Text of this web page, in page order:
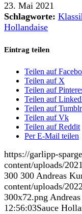
23. Mai 2021
Schlagworte:
Hollandaise
Eintrag teilen
Teilen auf
Teilen auf X
Teilen auf
Teilen auf
Teilen auf Tumblr
Teilen auf Vk
Teilen auf Reddit
Per E-Mail teilen
https://garlipp-
content/uploads/
300 300 Andreas
content/uploads/
300x72.png
12:56:03Sauce